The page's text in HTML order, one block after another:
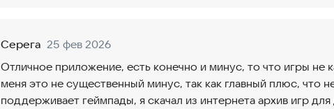
Серега 25 фев 2026
Отличное приложение, есть конечно и минус, то что игры не
меня это не существенный минус, так как главный плюс, что
поддерживает геймпады, я скачал из интернета архив игр